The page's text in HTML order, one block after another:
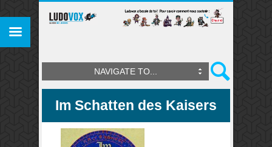
NAVIGATE TO...
Im Schatten des Kaisers